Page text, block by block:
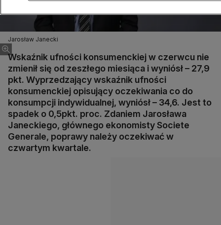
Jarosław Janecki
Wskaźnik ufności konsumenckiej w czerwcu nie
zmienił się od zeszłego miesiąca i wyniósł – 27,9
pkt. Wyprzedzający wskaźnik ufności
konsumenckiej opisujący oczekiwania co do
konsumpcji indywidualnej, wyniósł – 34,6. Jest to
spadek o 0,5pkt. proc. Zdaniem Jarosława
Janeckiego, głównego ekonomisty Societe
Generale, poprawy należy oczekiwać w
czwartym kwartale.